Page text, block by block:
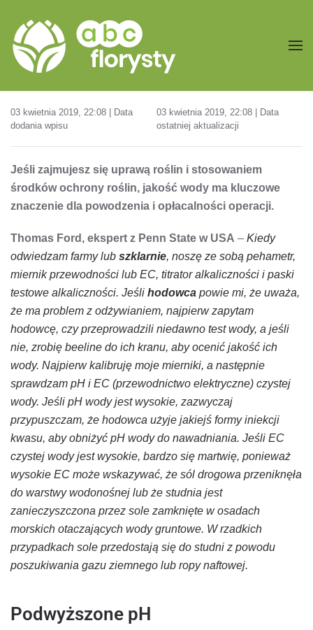
Przejdź do treści głównej
03 kwietnia 2019, 22:08 | Data
dodania wpisu
03 kwietnia 2019, 22:08 | Data
ostatniej aktualizacji
Jeśli zajmujesz się uprawą roślin i stosowaniem
środków ochrony roślin, jakość wody ma kluczowe
znaczenie dla powodzenia i opłacalności operacji.
Thomas Ford, ekspert z Penn State w USA – Kiedy
odwiedzam farmy lub szklarnie, noszę ze sobą pehametr,
miernik przewodności lub EC, titrator alkaliczności i paski
testowe alkaliczności. Jeśli hodowca powie mi, że uważa,
że ​​ma problem z odżywianiem, najpierw zapytam
hodowcę, czy przeprowadzili niedawno test wody, a jeśli
nie, zrobię beeline do ich kranu, aby ocenić jakość ich
wody. Najpierw kalibruję moje mierniki, a następnie
sprawdzam pH i EC (przewodnictwo elektryczne) czystej
wody. Jeśli pH wody jest wysokie, zazwyczaj
przypuszczam, że hodowca użyje jakiejś formy iniekcji
kwasu, aby obniżyć pH wody do nawadniania. Jeśli EC
czystej wody jest wysokie, bardzo się martwię, ponieważ
wysokie EC może wskazywać, że sól drogowa przeniknęła
do warstwy wodonośnej lub że studnia jest
zanieczyszczona przez sole zamknięte w osadach
morskich otaczających wody gruntowe. W rzadkich
przypadkach sole przedostają się do studni z powodu
poszukiwania gazu ziemnego lub ropy naftowej.
Podwyższone pH